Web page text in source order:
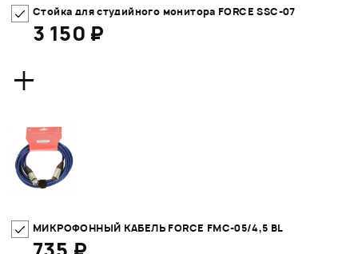
Стойка для студийного монитора FORCE SSC-07
3 150 ₽
+
МИКРОФОННЫЙ КАБЕЛЬ FORCE FMC-05/4,5 BL